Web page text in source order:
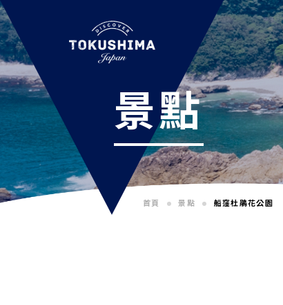
景點
首頁 景點 船窪杜鵑花公園